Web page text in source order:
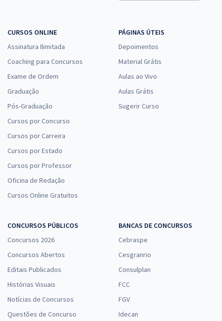
CURSOS ONLINE
Assinatura Ilimitada
Coaching para Concursos
Exame de Ordem
Graduação
Pós-Graduação
Cursos por Concurso
Cursos por Carreira
Cursos por Estado
Cursos por Professor
Oficina de Redação
Cursos Online Gratuitos
PÁGINAS ÚTEIS
Depoimentos
Material Grátis
Aulas ao Vivo
Aulas Grátis
Sugerir Curso
CONCURSOS PÚBLICOS
Concursos 2026
Concursos Abertos
Editais Publicados
Histórias Visuais
Notícias de Concursos
Questões de Concurso
BANCAS DE CONCURSOS
Cebraspe
Cesgranrio
Consulplan
FCC
FGV
Idecan